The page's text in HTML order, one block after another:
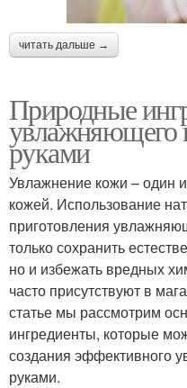
читать дальше →
Природные
увлажняющего
руками
Увлажнение кожи – один
кожей. Использование
приготовления
только сохранить
но и избежать вредных
часто присутствуют в
статье мы рассмотрим
ингредиенты, которые
создания эффективного
руками.